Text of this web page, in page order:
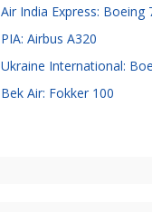
Air India Express: Boeing
PIA: Airbus A320
Ukraine International:
Bek Air: Fokker 100